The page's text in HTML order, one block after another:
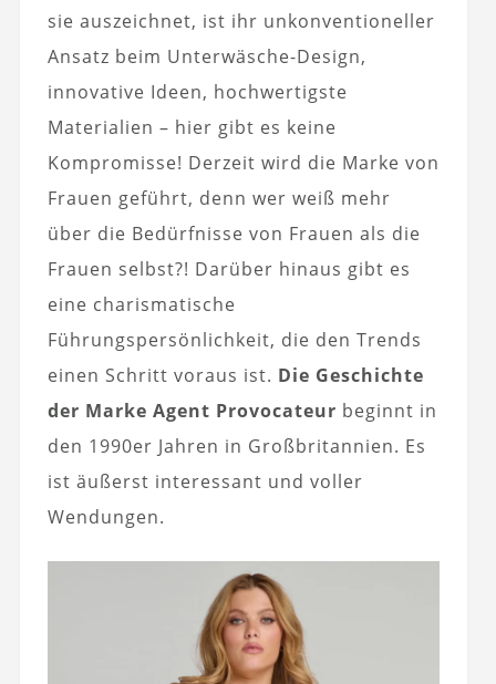
sie auszeichnet, ist ihr unkonventioneller
Ansatz beim Unterwäsche-Design,
innovative Ideen, hochwertigste
Materialien – hier gibt es keine
Kompromisse! Derzeit wird die Marke von
Frauen geführt, denn wer weiß mehr
über die Bedürfnisse von Frauen als die
Frauen selbst?! Darüber hinaus gibt es
eine charismatische
Führungspersönlichkeit, die den Trends
einen Schritt voraus ist. Die Geschichte
der Marke Agent Provocateur beginnt in
den 1990er Jahren in Großbritannien. Es
ist äußerst interessant und voller
Wendungen.